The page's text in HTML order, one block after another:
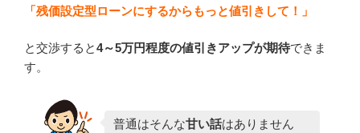
「残価設定型ローンにするからもっと値引きして！」
と交渉すると4～5万円程度の値引きアップが期待できま
す。
普通はそんな甘い話はありません